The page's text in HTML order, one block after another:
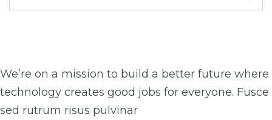
We’re on a mission to build a better future where
technology creates good jobs for everyone. Fusce
sed rutrum risus pulvinar